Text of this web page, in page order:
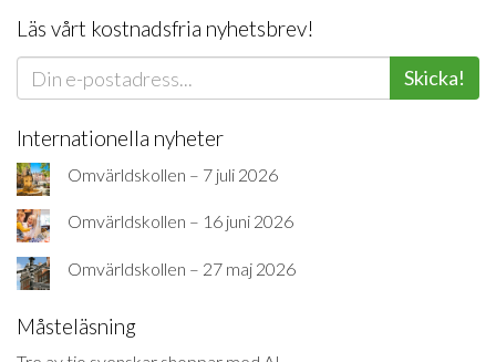
Läs vårt kostnadsfria nyhetsbrev!
Skicka!
Internationella nyheter
Omvärldskollen – 7 juli 2026
Omvärldskollen – 16 juni 2026
Omvärldskollen – 27 maj 2026
Måsteläsning